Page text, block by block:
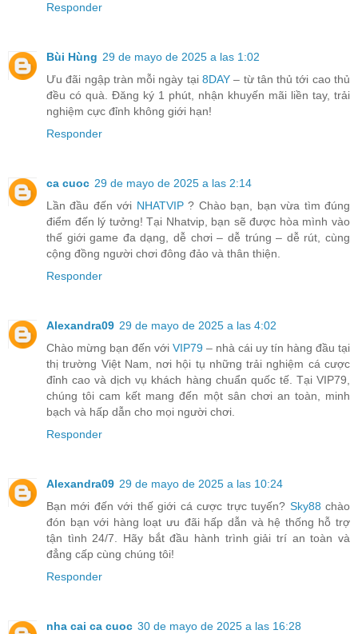
Responder
Bùi Hùng 29 de mayo de 2025 a las 1:02
Ưu đãi ngập tràn mỗi ngày tại 8DAY – từ tân thủ tới cao thủ
đều có quà. Đăng ký 1 phút, nhận khuyến mãi liền tay, trải
nghiệm cực đỉnh không giới hạn!
Responder
ca cuoc 29 de mayo de 2025 a las 2:14
Lần đầu đến với NHATVIP? Chào bạn, bạn vừa tìm đúng
điểm đến lý tưởng! Tại Nhatvip, bạn sẽ được hòa mình vào
thế giới game đa dạng, dễ chơi – dễ trúng – dễ rút, cùng
cộng đồng người chơi đông đảo và thân thiện.
Responder
Alexandra09 29 de mayo de 2025 a las 4:02
Chào mừng bạn đến với VIP79 – nhà cái uy tín hàng đầu tại
thị trường Việt Nam, nơi hội tụ những trải nghiệm cá cược
đỉnh cao và dịch vụ khách hàng chuẩn quốc tế. Tại VIP79,
chúng tôi cam kết mang đến một sân chơi an toàn, minh
bạch và hấp dẫn cho mọi người chơi.
Responder
Alexandra09 29 de mayo de 2025 a las 10:24
Bạn mới đến với thế giới cá cược trực tuyến? Sky88 chào
đón bạn với hàng loạt ưu đãi hấp dẫn và hệ thống hỗ trợ
tận tình 24/7. Hãy bắt đầu hành trình giải trí an toàn và
đẳng cấp cùng chúng tôi!
Responder
nha cai ca cuoc 30 de mayo de 2025 a las 16:28